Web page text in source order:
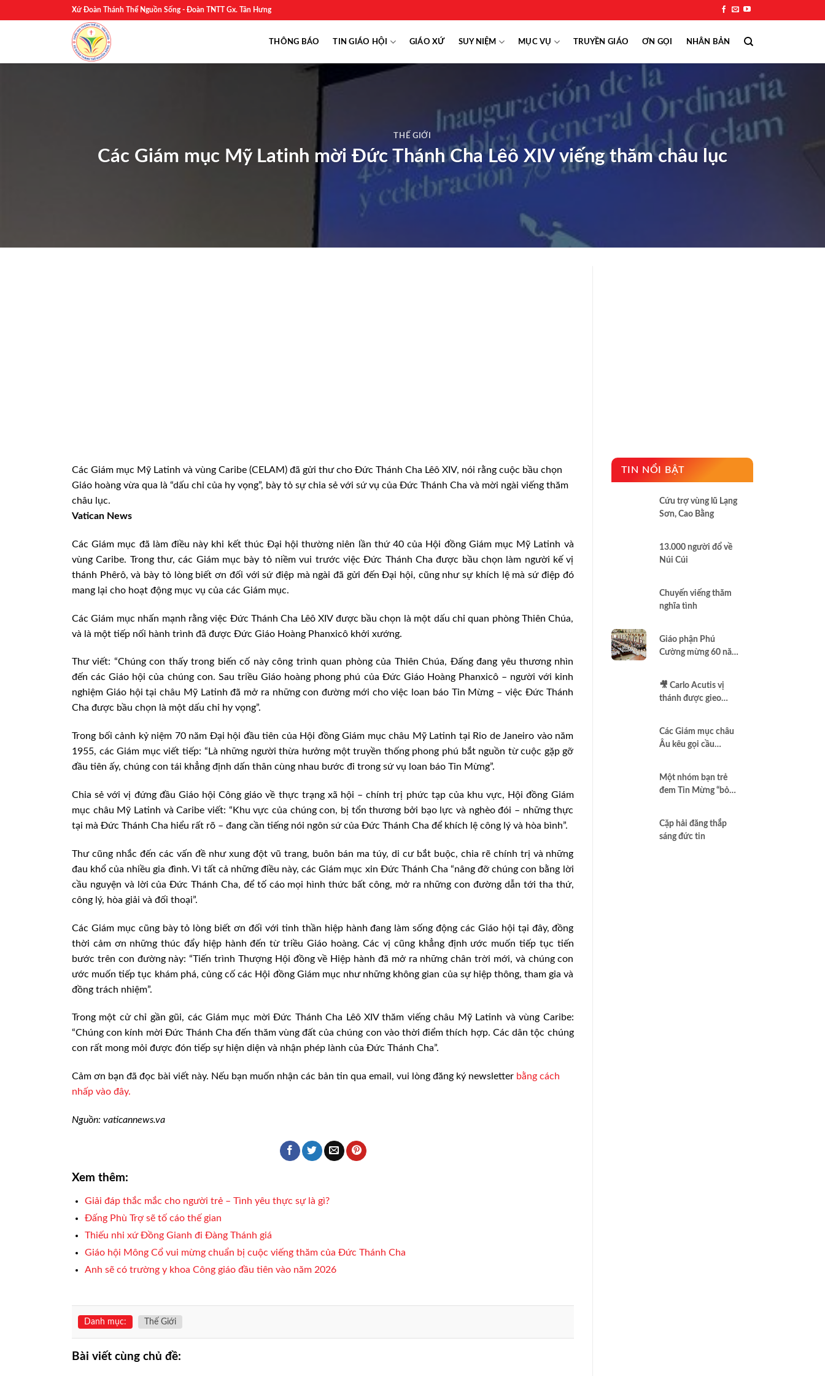
to
Xứ Đoàn Thánh Thể Nguồn Sống - Đoàn TNTT Gx. Tân Hưng
THÔNG BÁO TIN GIÁO HỘI GIÁO XỨ SUY NIỆM MỤC VỤ TRUYỀN GIÁO ƠN GỌI NHÂN BẢN
THẾ GIỚI
Các Giám mục Mỹ Latinh mời Đức Thánh Cha Lêô XIV viếng thăm châu lục
Các Giám mục Mỹ Latinh và vùng Caribe (CELAM) đã gửi thư cho Đức Thánh Cha Lêô XIV, nói rằng cuộc bầu chọn
Giáo hoàng vừa qua là “dấu chỉ của hy vọng”, bày tỏ sự chia sẻ với sứ vụ của Đức Thánh Cha và mời ngài viếng thăm
châu lục.
Vatican News
Các Giám mục đã làm điều này khi kết thúc Đại hội thường niên lần thứ 40 của Hội đồng Giám mục Mỹ Latinh và
vùng Caribe. Trong thư, các Giám mục bày tỏ niềm vui trước việc Đức Thánh Cha được bầu chọn làm người kế vị
thánh Phêrô, và bày tỏ lòng biết ơn đối với sứ điệp mà ngài đã gửi đến Đại hội, cũng như sự khích lệ mà sứ điệp đó
mang lại cho hoạt động mục vụ của các Giám mục.
Các Giám mục nhấn mạnh rằng việc Đức Thánh Cha Lêô XIV được bầu chọn là một dấu chỉ quan phòng Thiên Chúa,
và là một tiếp nối hành trình đã được Đức Giáo Hoàng Phanxicô khởi xướng.
Thư viết: “Chúng con thấy trong biến cố này công trình quan phòng của Thiên Chúa, Đấng đang yêu thương nhìn
đến các Giáo hội của chúng con. Sau triều Giáo hoàng phong phú của Đức Giáo Hoàng Phanxicô – người với kinh
nghiệm Giáo hội tại châu Mỹ Latinh đã mở ra những con đường mới cho việc loan báo Tin Mừng – việc Đức Thánh
Cha được bầu chọn là một dấu chỉ hy vọng”.
Trong bối cảnh kỷ niệm 70 năm Đại hội đầu tiên của Hội đồng Giám mục châu Mỹ Latinh tại Rio de Janeiro vào năm
1955, các Giám mục viết tiếp: “Là những người thừa hưởng một truyền thống phong phú bắt nguồn từ cuộc gặp gỡ
đầu tiên ấy, chúng con tái khẳng định dấn thân cùng nhau bước đi trong sứ vụ loan báo Tin Mừng”.
Chia sẻ với vị đứng đầu Giáo hội Công giáo về thực trạng xã hội – chính trị phức tạp của khu vực, Hội đồng Giám
mục châu Mỹ Latinh và Caribe viết: “Khu vực của chúng con, bị tổn thương bởi bạo lực và nghèo đói – những thực
tại mà Đức Thánh Cha hiểu rất rõ – đang cần tiếng nói ngôn sứ của Đức Thánh Cha để khích lệ công lý và hòa bình”.
Thư cũng nhắc đến các vấn đề như xung đột vũ trang, buôn bán ma túy, di cư bắt buộc, chia rẽ chính trị và những
đau khổ của nhiều gia đình. Vì tất cả những điều này, các Giám mục xin Đức Thánh Cha “nâng đỡ chúng con bằng lời
cầu nguyện và lời của Đức Thánh Cha, để tố cáo mọi hình thức bất công, mở ra những con đường dẫn tới tha thứ,
công lý, hòa giải và đối thoại”.
Các Giám mục cũng bày tỏ lòng biết ơn đối với tinh thần hiệp hành đang làm sống động các Giáo hội tại đây, đồng
thời cảm ơn những thúc đẩy hiệp hành đến từ triều Giáo hoàng. Các vị cũng khẳng định ước muốn tiếp tục tiến
bước trên con đường này: “Tiến trình Thượng Hội đồng về Hiệp hành đã mở ra những chân trời mới, và chúng con
ước muốn tiếp tục khám phá, củng cố các Hội đồng Giám mục như những không gian của sự hiệp thông, tham gia và
đồng trách nhiệm”.
Trong một cử chỉ gần gũi, các Giám mục mời Đức Thánh Cha Lêô XIV thăm viếng châu Mỹ Latinh và vùng Caribe:
“Chúng con kính mời Đức Thánh Cha đến thăm vùng đất của chúng con vào thời điểm thích hợp. Các dân tộc chúng
con rất mong mỏi được đón tiếp sự hiện diện và nhận phép lành của Đức Thánh Cha”.
Cảm ơn bạn đã đọc bài viết này. Nếu bạn muốn nhận các bản tin qua email, vui lòng đăng ký newsletter bằng cách
nhấp vào đây.
Nguồn: vaticannews.va
Xem thêm:
Giải đáp thắc mắc cho người trẻ – Tình yêu thực sự là gì?
Đấng Phù Trợ sẽ tố cáo thế gian
Thiếu nhi xứ Đồng Gianh đi Đàng Thánh giá
Giáo hội Mông Cổ vui mừng chuẩn bị cuộc viếng thăm của Đức Thánh Cha
Anh sẽ có trường y khoa Công giáo đầu tiên vào năm 2026
Danh mục: Thế Giới
Bài viết cùng chủ đề:
TIN NỔI BẬT
Cứu trợ vùng lũ Lạng
Sơn, Cao Bằng
13.000 người đổ về
Núi Cúi
Chuyến viếng thăm
nghĩa tình
Giáo phận Phú
Cường mừng 60 năm
🎥 Carlo Acutis vị
thánh được gieo
2025 | #15
Các Giám mục châu
Âu kêu gọi cầu
Một nhóm bạn trẻ
đem Tin Mừng “bỏ
Cặp hải đăng thắp
sáng đức tin